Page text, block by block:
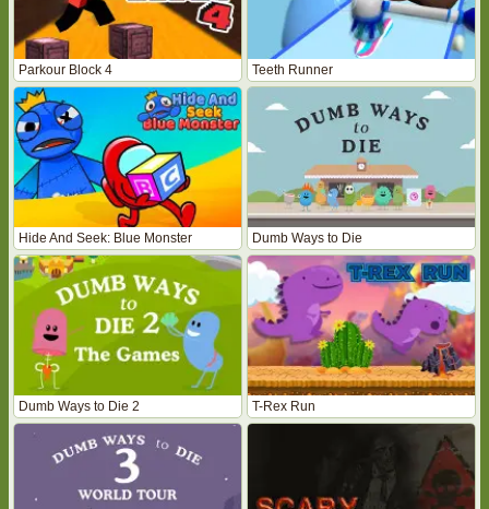
Parkour Block 4 Teeth Runner
Hide And Seek: Blue Monster Dumb Ways to Die
Dumb Ways to Die 2 T-Rex Run